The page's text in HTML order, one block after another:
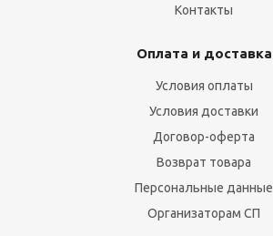
Контакты
Оплата и доставка
Условия оплаты
Условия доставки
Договор-оферта
Возврат товара
Персональные данные
Организаторам СП